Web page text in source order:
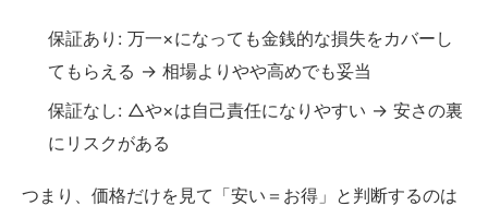
保証あり: 万一×になっても金銭的な損失をカバーし
てもらえる → 相場よりやや高めでも妥当
保証なし: △や×は自己責任になりやすい → 安さの裏
にリスクがある
つまり、価格だけを見て「安い＝お得」と判断するのは